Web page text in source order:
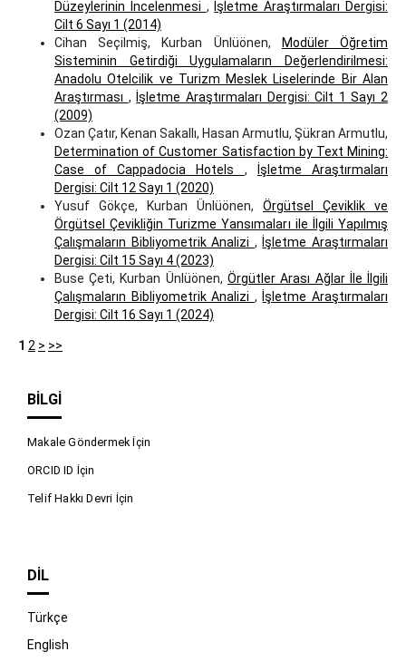
Düzeylerinin İncelenmesi , İşletme Araştırmaları Dergisi:
Cilt 6 Sayı 1 (2014)
Cihan Seçilmiş, Kurban Ünlüönen,
Modüler Öğretim
Sisteminin Getirdiği Uygulamaların Değerlendirilmesi:
Anadolu Otelcilik ve Turizm Meslek Liselerinde Bir Alan
Araştırması , İşletme Araştırmaları Dergisi: Cilt 1 Sayı 2
(2009)
Ozan Çatır, Kenan Sakallı, Hasan Armutlu, Şükran Armutlu,
Determination of Customer Satisfaction by Text Mining:
Case of Cappadocia Hotels ,
İşletme Araştırmaları
Dergisi: Cilt 12 Sayı 1 (2020)
Yusuf Gökçe, Kurban Ünlüönen,Örgütsel Çeviklik ve
Örgütsel Çevikliğin Turizme Yansımaları ile İlgili Yapılmış
Çalışmaların Bibliyometrik Analizi , İşletme Araştırmaları
Dergisi: Cilt 15 Sayı 4 (2023)
Buse Çeti, Kurban Ünlüönen, Örgütler Arası Ağlar İle İlgili
Çalışmaların Bibliyometrik Analizi , İşletme Araştırmaları
Dergisi: Cilt 16 Sayı 1 (2024)
1 2 > >>
BILGI
Makale Göndermek İçin
ORCID ID İçin
Telif Hakkı Devri İçin
DIL
Türkçe
English